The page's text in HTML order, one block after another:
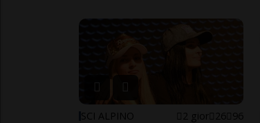
SCI ALPINO 2 gior 26 96